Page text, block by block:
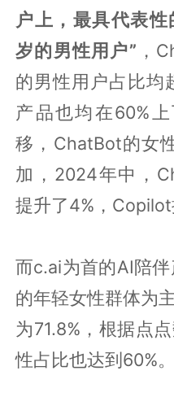
户上，最具代表
岁的男性用户” ，
的男性用户占比均
产品也均在60%
移，ChatBot的女
加，2024年中，
提升了4%，Copilot
而c.ai为首的AI陪
的年轻女性群体为
为71.8%，根据点
性占比也达到60%。